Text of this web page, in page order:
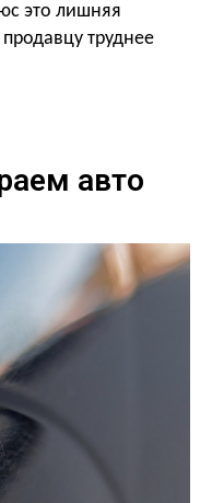
это лишняя
труднее
авто